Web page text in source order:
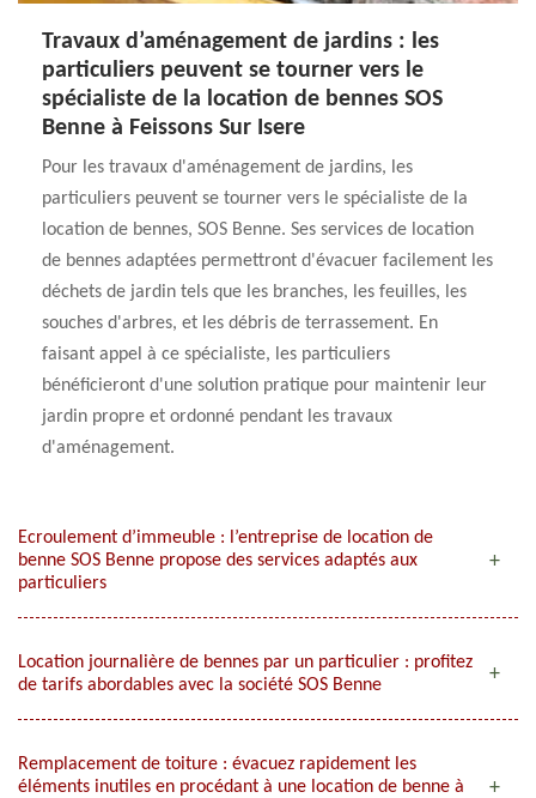
Travaux d’aménagement de jardins : les
particuliers peuvent se tourner vers le
spécialiste de la location de bennes SOS
Benne à Feissons Sur Isere
Pour les travaux d'aménagement de jardins, les
particuliers peuvent se tourner vers le spécialiste de la
location de bennes, SOS Benne. Ses services de location
de bennes adaptées permettront d'évacuer facilement les
déchets de jardin tels que les branches, les feuilles, les
souches d'arbres, et les débris de terrassement. En
faisant appel à ce spécialiste, les particuliers
bénéficieront d'une solution pratique pour maintenir leur
jardin propre et ordonné pendant les travaux
d'aménagement.
Ecroulement d’immeuble : l’entreprise de location de
benne SOS Benne propose des services adaptés aux
particuliers
Location journalière de bennes par un particulier : profitez
de tarifs abordables avec la société SOS Benne
Remplacement de toiture : évacuez rapidement les
éléments inutiles en procédant à une location de benne à